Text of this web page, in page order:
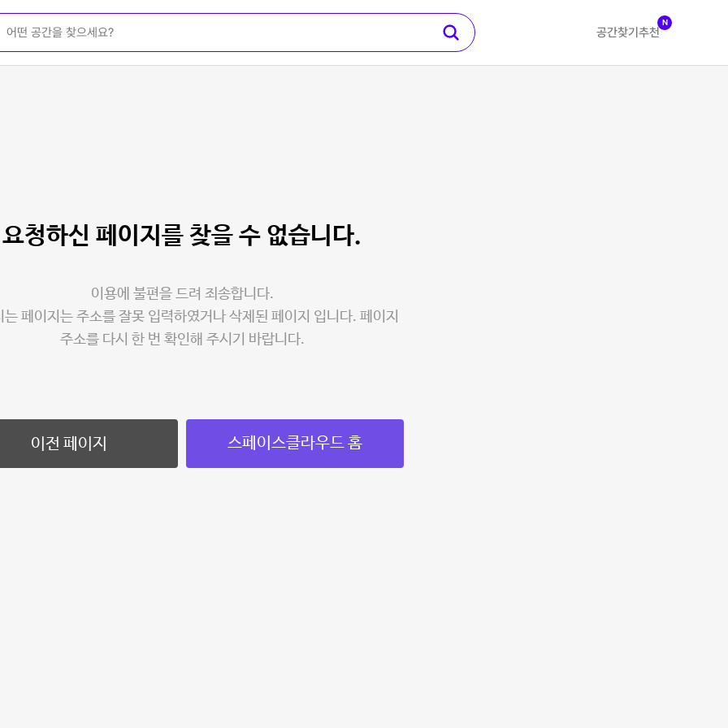
공간찾기 추천
N
요청하신 페이지를 찾을 수 없습니다.
이용에 불편을 드려 죄송합니다.
는 페이지는 주소를 잘못 입력하였거나 삭제된 페이지 입니다. 페이지
주소를 다시 한 번 확인해 주시기 바랍니다.
이전 페이지 스페이스클라우드 홈